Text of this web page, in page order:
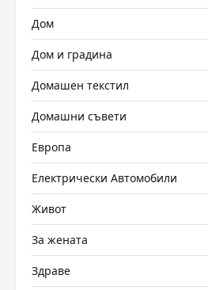
Дом
Дом и градина
Домашен текстил
Домашни съвети
Европа
Електрически Автомобили
Живот
За жената
Здраве